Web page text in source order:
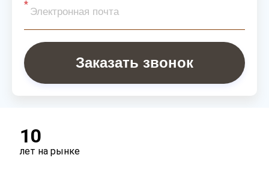
Заказать звонок
10
лет на рынке